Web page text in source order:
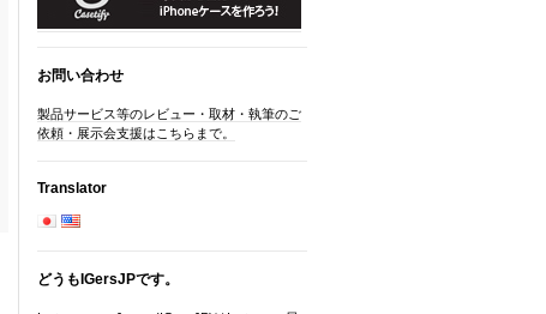
お問い合わせ
製品サービス等のレビュー・取材・執筆のご
依頼・展示会支援はこちらまで。
Translator
どうもIGersJPです。